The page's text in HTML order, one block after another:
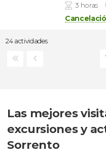
3 horas
24 actividades
Las mejores
excursiones y
Sorrento